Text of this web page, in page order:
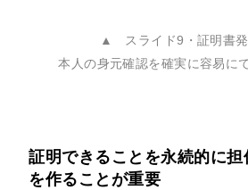
▲ スライド9・証明書発
本人の身元確認を確実に容易に
証明できることを永続的に担
を作ることが重要